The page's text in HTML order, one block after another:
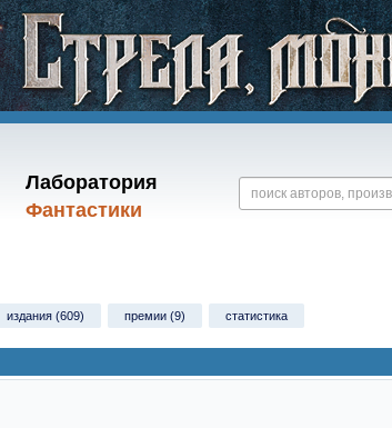
Лаборатория
Фантастики
издания (609) премии (9) статистика